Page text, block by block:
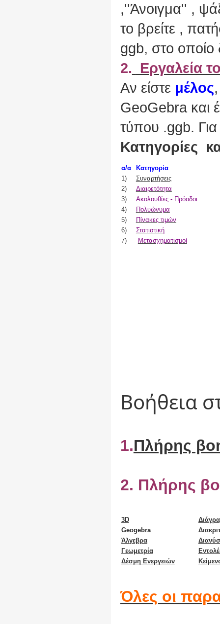
,''Άνοιγμα'' ,
το βρείτε ,
ggb, στο οποίο
2.
Εργαλεία
Aν είστε μέλος
GeoGebra και
τύπου .ggb.
Κατηγορίες
α/α
Κατηγορία
1)
Συναρτήσεις
2)
Διαιρετότητα
3)
Ακολουθίες - Πρόοδοι
4)
Πολυώνυμα
5)
Πίνακες τιμών
6)
Στατιστική
7)
Μετασχηματισμοί
Βοήθεια
1.Πλήρης
2. Πλήρης
3D
Geogebra
Άλγεβρα
Γεωμετρία
Δέσμη Ενεργειών
Όλες οι